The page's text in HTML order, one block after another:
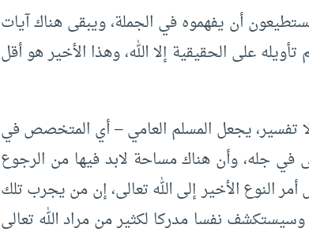
أن يفهموه في الجملة، ويبقى هناك آيات
على الحقيقية إلا الله، وهذا الأخير هو أقل
تفسير، يجعل المسلم العامي – أي المتخصص في
في جله، وأن هناك مساحة لابد فيها من الرجوع
النوع الأخير إلى الله تعالى، إن من يجرب تلك
نفسا مدركا لكثير من مراد الله تعالى